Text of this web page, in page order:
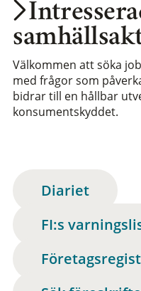
Välkommen att söka
med frågor som
bidrar till en hållbar
konsumentskyddet.
Diariet
FI:s